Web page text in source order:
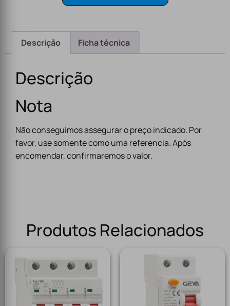
Descrição Ficha técnica
Descrição
Nota
Não conseguimos assegurar o preço indicado. Por
favor, use somente como uma referencia. Após
encomendar, confirmaremos o valor.
Produtos Relacionados